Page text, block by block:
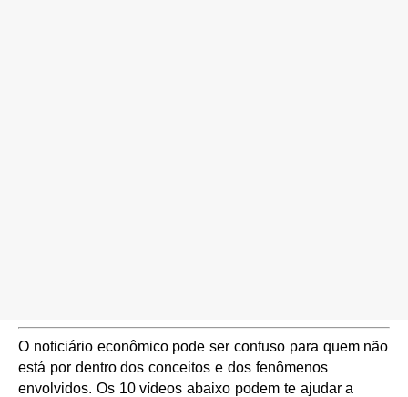
O noticiário econômico pode ser confuso para quem não
está por dentro dos conceitos e dos fenômenos
envolvidos. Os 10 vídeos abaixo podem te ajudar a